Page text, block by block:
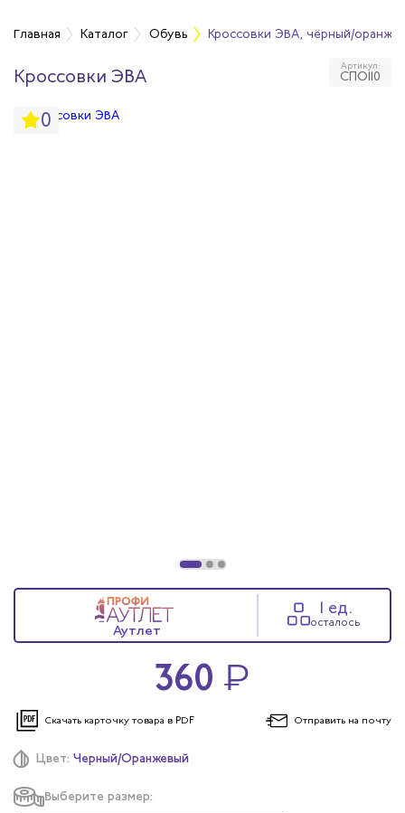
Главная Каталог Обувь Кроссовки ЭВА, чёрный/
Кроссовки ЭВА Артикул:
СПО110
0
Цвет: Черный/Оранжевый
Выберите размер:
Аутлет
1 ед.
осталось
360 ₽
Скачать карточку товара в PDF Отправить на почту